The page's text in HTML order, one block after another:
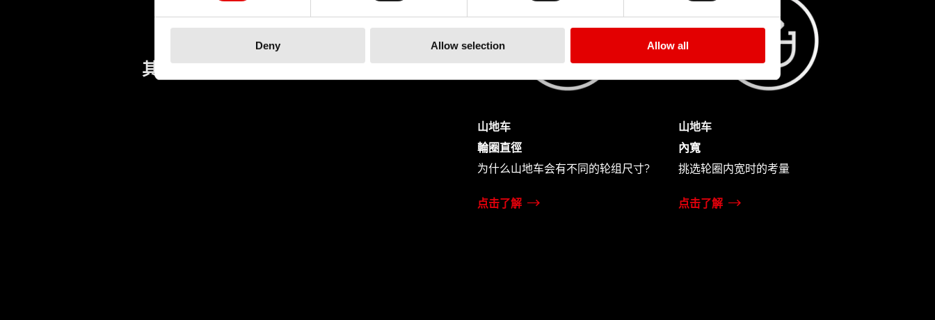
Deny Allow selection Allow all
其他轮组特性
山地车
輪圈直徑
为什么山地车会有不同的轮组尺寸?
点击了解
山地车
內寬
挑选轮圈内宽时的考量
点击了解